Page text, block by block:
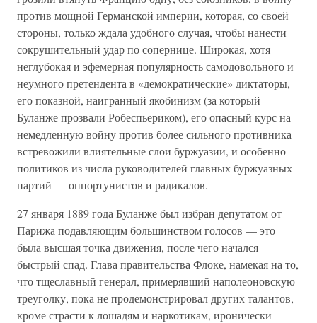
против мощной Германской империи, которая, со своей
стороны, только ждала удобного случая, чтобы нанести
сокрушительный удар по сопернице. Широкая, хотя
неглубокая и эфемерная популярность самодовольного и
неумного претендента в «демократические» диктаторы,
его показной, наигранный якобинизм (за который
Буланже прозвали Робеспьериком), его опасный курс на
немедленную войну против более сильного противника
встревожили влиятельные слои буржуазии, и особенно
политиков из числа руководителей главных буржуазных
партий — оппортунистов и радикалов.
27 января 1889 года Буланже был избран депутатом от
Парижа подавляющим большинством голосов — это
была высшая точка движения, после чего начался
быстрый спад. Глава правительства Флоке, намекая на то,
что тщеславный генерал, примерявший наполеоновскую
треуголку, пока не продемонстрировал других талантов,
кроме страсти к лошадям и наркотикам, иронически